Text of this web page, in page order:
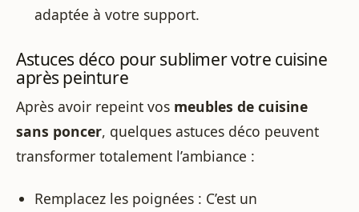
adaptée à votre support.
Astuces déco pour sublimer votre cuisine
après peinture
Après avoir repeint vos meubles de cuisine
sans poncer, quelques astuces déco peuvent
transformer totalement l’ambiance :
Remplacez les poignées : C’est un